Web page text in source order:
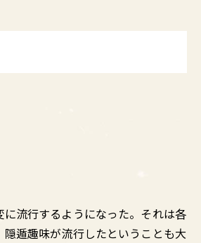
流行するようになった。それは各
遁趣味が流行したということも大